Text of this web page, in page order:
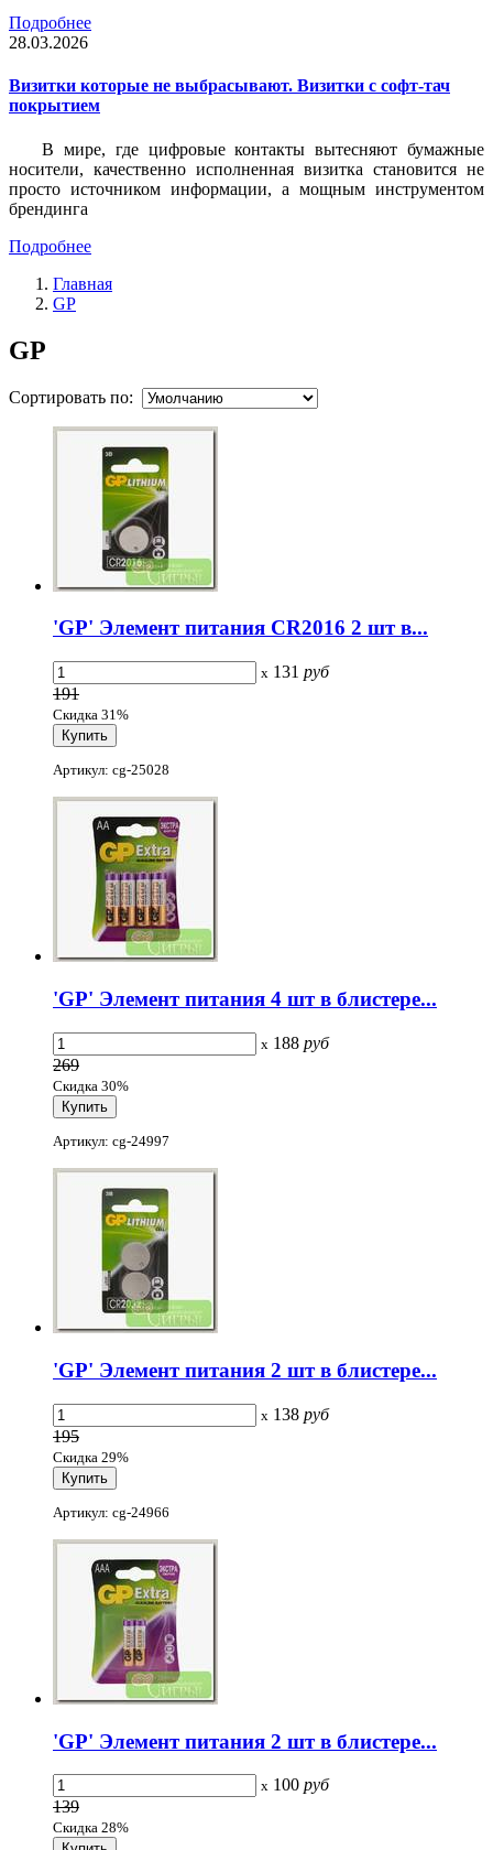
Подробнее
28.03.2026
Визитки которые не выбрасывают. Визитки с софт-тач
покрытием
В мире, где цифровые контакты вытесняют бумажные
носители, качественно исполненная визитка становится не
просто источником информации, а мощным инструментом
брендинга
Подробнее
Главная
GP
GP
Сортировать по:
'GP' Элемент питания CR2016 2 шт в...
x 131 руб
191
Скидка 31%
Артикул: cg-25028
'GP' Элемент питания 4 шт в блистере...
x 188 руб
269
Скидка 30%
Артикул: cg-24997
'GP' Элемент питания 2 шт в блистере...
x 138 руб
195
Скидка 29%
Артикул: cg-24966
'GP' Элемент питания 2 шт в блистере...
x 100 руб
139
Скидка 28%